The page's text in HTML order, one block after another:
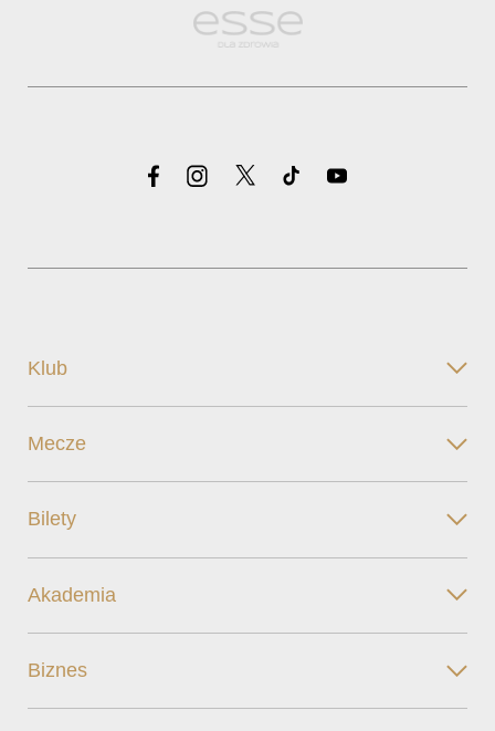
Klub
Mecze
Bilety
Akademia
Biznes